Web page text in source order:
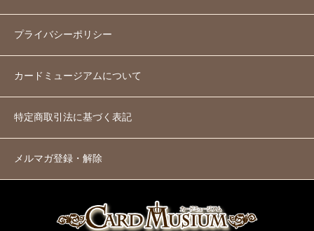
プライバシーポリシー
カードミュージアムについて
特定商取引法に基づく表記
メルマガ登録・解除